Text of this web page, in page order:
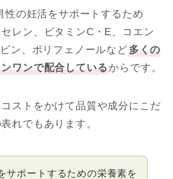
の妊活をサポートするため
レン、ビタミンC・E、コエン
ン、ポリフェノールなど多くの
ワンで配合しているからです。
ストをかけて品質や成分にこだ
れでもあります。
サポートするための栄養素を